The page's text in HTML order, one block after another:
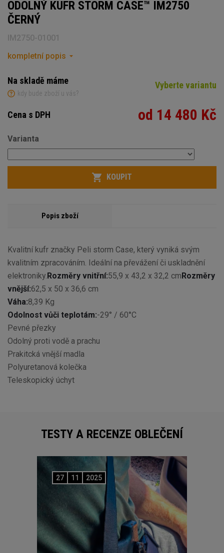
ODOLNÝ KUFR STORM CASE™ IM2750
ČERNÝ
IM2750-01001
kompletní popis
Na skladě máme
kdy bude zboží u vás?
Vyberte variantu
Cena s DPH od 14 480 Kč
Počet
Varianta
KOUPIT
Popis zboží
Kvalitní kufr značky Peli storm Case, který vyniká svým
kvalitním zpracováním. Ideální na převážení či uskladnění
elektroniky. Rozměry vnitřní:55,9 x 43,2 x 32,2 cmRozměry
vnější:62,5 x 50 x 36,6 cm
Váha:8,39 Kg
Odolnost vůči teplotám:-29° / 60°C
Pevné přezky
Odolný proti vodě a prachu
Prakitcká vnější madla
Polyuretanová kolečka
Teleskopický úchyt
TESTY A RECENZE OBLEČENÍ
27 11 2025